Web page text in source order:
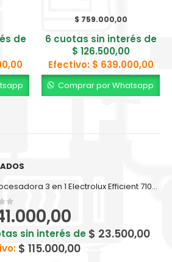
de
$ 759.000,00
6 cuotas sin interés de
$ 126.500,00
Efectivo: $ 639.000,00
Comprar por Whatsapp
Miniprocesadora 3 en 1 Electrolux Efficient 710ml EFP500
of 5
sin interés de $ 23.500,00
$ 115.000,00